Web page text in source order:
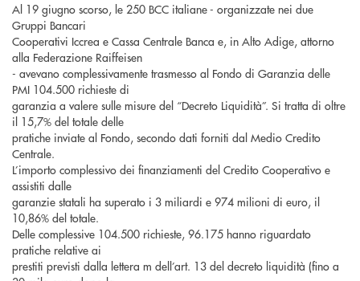
Al 19 giugno scorso, le 250 BCC italiane - organizzate nei due
Gruppi Bancari
Cooperativi Iccrea e Cassa Centrale Banca e, in Alto Adige, attorno
alla Federazione Raiffeisen
- avevano complessivamente trasmesso al Fondo di Garanzia delle
PMI 104.500 richieste di
garanzia a valere sulle misure del “Decreto Liquidità”. Si tratta di oltre
il 15,7% del totale delle
pratiche inviate al Fondo, secondo dati forniti dal Medio Credito
Centrale.
L’importo complessivo dei finanziamenti del Credito Cooperativo e
assistiti dalle
garanzie statali ha superato i 3 miliardi e 974 milioni di euro, il
10,86% del totale.
Delle complessive 104.500 richieste, 96.175 hanno riguardato
pratiche relative ai
prestiti previsti dalla lettera m dell’art. 13 del decreto liquidità (fino a